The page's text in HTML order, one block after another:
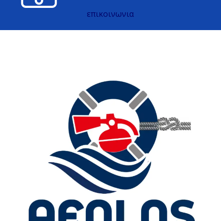
επικοινωνια